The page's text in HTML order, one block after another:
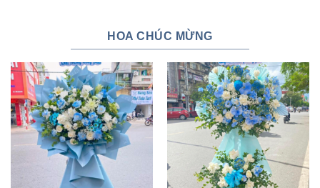
HOA CHÚC MỪNG